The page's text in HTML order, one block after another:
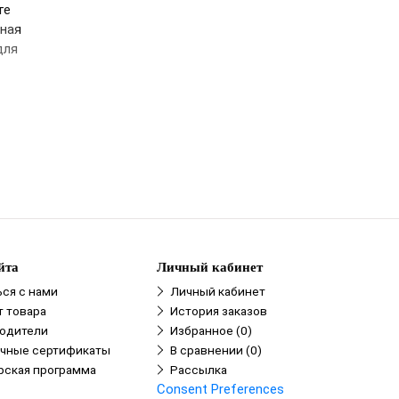
с нами
товара
сертификаты
программа
Личный кабинет
Личный кабинет
История заказов
Избранное (0)
В сравнении (0)
Рассылка
Consent Preferences